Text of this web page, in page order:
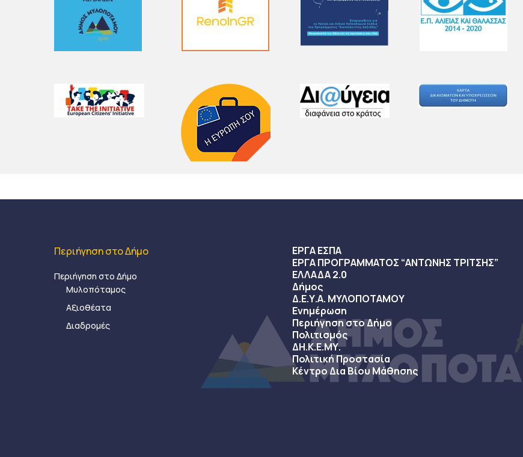
Περιήγηση στο Δήμο
Περιήγηση στο Δήμο
Μυλοπόταμος
Αξιοθέατα
Διαδρομές
ΕΡΓΑ ΕΣΠΑ
ΕΡΓΑ ΠΡΟΓΡΑΜΜΑΤΟΣ “ΑΝΤΩΝΗΣ ΤΡΙΤΣΗΣ”
ΕΛΛΑΔΑ 2.0
Δήμος
Δ.Ε.Υ.Α. ΜΥΛΟΠΟΤΑΜΟΥ
Ενημέρωση
Περιήγηση στο Δήμο
Πολιτισμός
ΔΗ.Κ.Ε.ΜΥ.
Πολιτική Προστασία
Κέντρο Δια Βίου Μάθησης